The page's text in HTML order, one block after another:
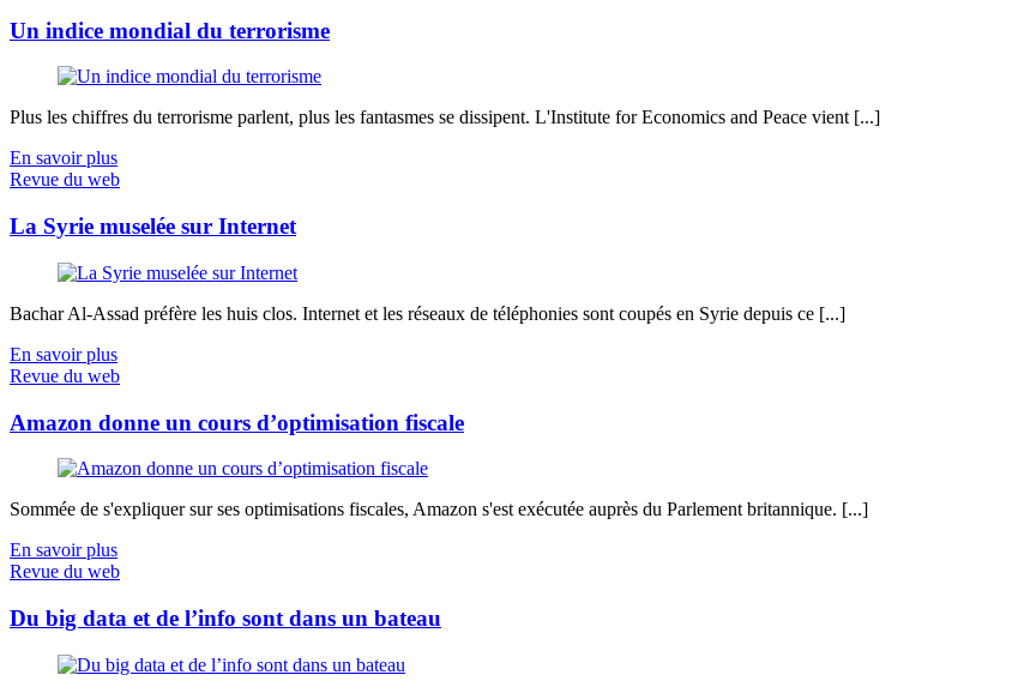
Un indice mondial du terrorisme
Plus les chiffres du terrorisme parlent, plus les fantasmes se dissipent. L'Institute for Economics and Peace vient [...]
En savoir plus
Revue du web
La Syrie muselée sur Internet
Bachar Al-Assad préfère les huis clos. Internet et les réseaux de téléphonies sont coupés en Syrie depuis ce [...]
En savoir plus
Revue du web
Amazon donne un cours d’optimisation fiscale
Sommée de s'expliquer sur ses optimisations fiscales, Amazon s'est exécutée auprès du Parlement britannique. [...]
En savoir plus
Revue du web
Du big data et de l’info sont dans un bateau